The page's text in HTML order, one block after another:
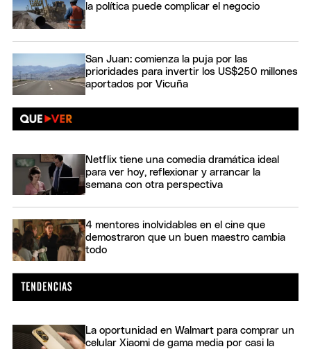
la política puede complicar el negocio
San Juan: comienza la puja por las
prioridades para invertir los US$250 millones
aportados por Vicuña
Netflix tiene una comedia dramática ideal
para ver hoy, reflexionar y arrancar la
semana con otra perspectiva
4 mentores inolvidables en el cine que
demostraron que un buen maestro cambia
todo
La oportunidad en Walmart para comprar un
celular Xiaomi de gama media por casi la